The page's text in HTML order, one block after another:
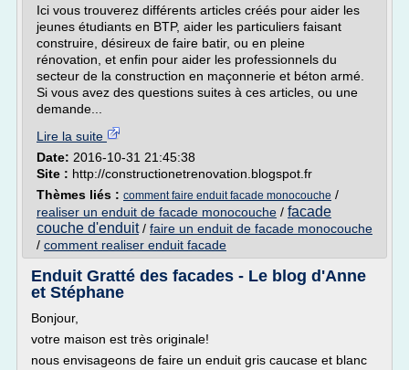
Ici vous trouverez différents articles créés pour aider les
jeunes étudiants en BTP, aider les particuliers faisant
construire, désireux de faire batir, ou en pleine
rénovation, et enfin pour aider les professionnels du
secteur de la construction en maçonnerie et béton armé.
Si vous avez des questions suites à ces articles, ou une
demande...
Lire la suite
Date: 2016-10-31 21:45:38
Site : http://constructionetrenovation.blogspot.fr
Thèmes liés : comment faire enduit facade monocouche /
realiser un enduit de facade monocouche / facade
couche d'enduit/ faire un enduit de facade monocouche
/ comment realiser enduit facade
Enduit Gratté des facades - Le blog d'Anne
et Stéphane
Bonjour,
votre maison est très originale!
nous envisageons de faire un enduit gris caucase et blanc